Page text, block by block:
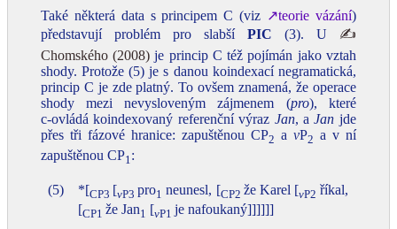
Také některá data s principem C (viz ↗teorie vázání)
představují problém pro slabší PIC (3). U ✍
Chomského (2008) je princip C též pojímán jako vztah
shody. Protože (5) je s danou koindexací negramatická,
princip C je zde platný. To ovšem znamená, že operace
shody mezi nevysloveným zájmenem (pro), které
c‑ovládá koindexovaný referenční výraz Jan, aJan jde
přes tři fázové hranice: zapuštěnou CP2 a vP2 a v ní
zapuštěnou CP1 :
(5) *[CP3 [vP3pro1 neunesl, [CP2 že Karel [vP2 říkal,
[CP1 že Jan1 [vP1je nafoukaný]]]]]]